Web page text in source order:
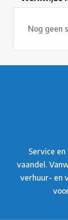
Nog geen
Service
vaandel.
verhuur- en